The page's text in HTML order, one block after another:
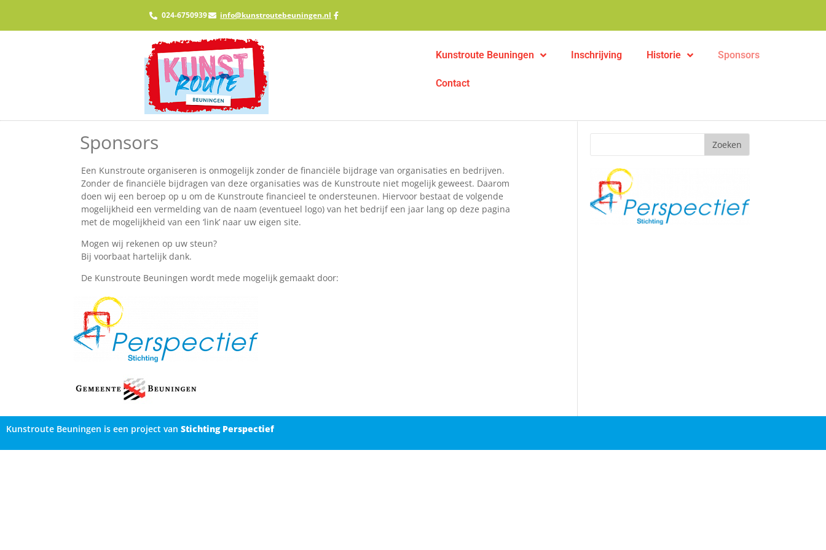
024-6750939 info@kunstroutebeuningen.nl
Kunstroute Beuningen Inschrijving Historie Sponsors
Contact
Sponsors
Een Kunstroute organiseren is onmogelijk zonder de financiële bijdrage van organisaties en bedrijven.
Zonder de financiële bijdragen van deze organisaties was de Kunstroute niet mogelijk geweest. Daarom
doen wij een beroep op u om de Kunstroute financieel te ondersteunen. Hiervoor bestaat de volgende
mogelijkheid een vermelding van de naam (eventueel logo) van het bedrijf een jaar lang op deze pagina
met de mogelijkheid van een ‘link’ naar uw eigen site.
Mogen wij rekenen op uw steun?
Bij voorbaat hartelijk dank.
De Kunstroute Beuningen wordt mede mogelijk gemaakt door:
Zoeken
Kunstroute Beuningen is een project van Stichting Perspectief